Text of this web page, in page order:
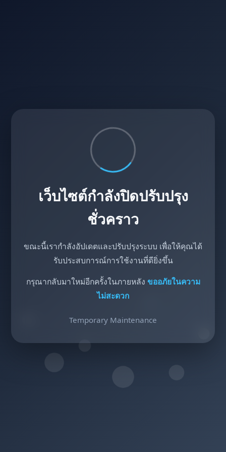
เว็บไซต์กำลังปิดปรับปรุง
ชั่วคราว
ขณะนี้เรากำลังอัปเดตและปรับปรุงระบบ เพื่อให้คุณได้
รับประสบการณ์การใช้งานที่ดียิ่งขึ้น
กรุณากลับมาใหม่อีกครั้งในภายหลัง ขออภัยในความ
ไม่สะดวก
Temporary Maintenance